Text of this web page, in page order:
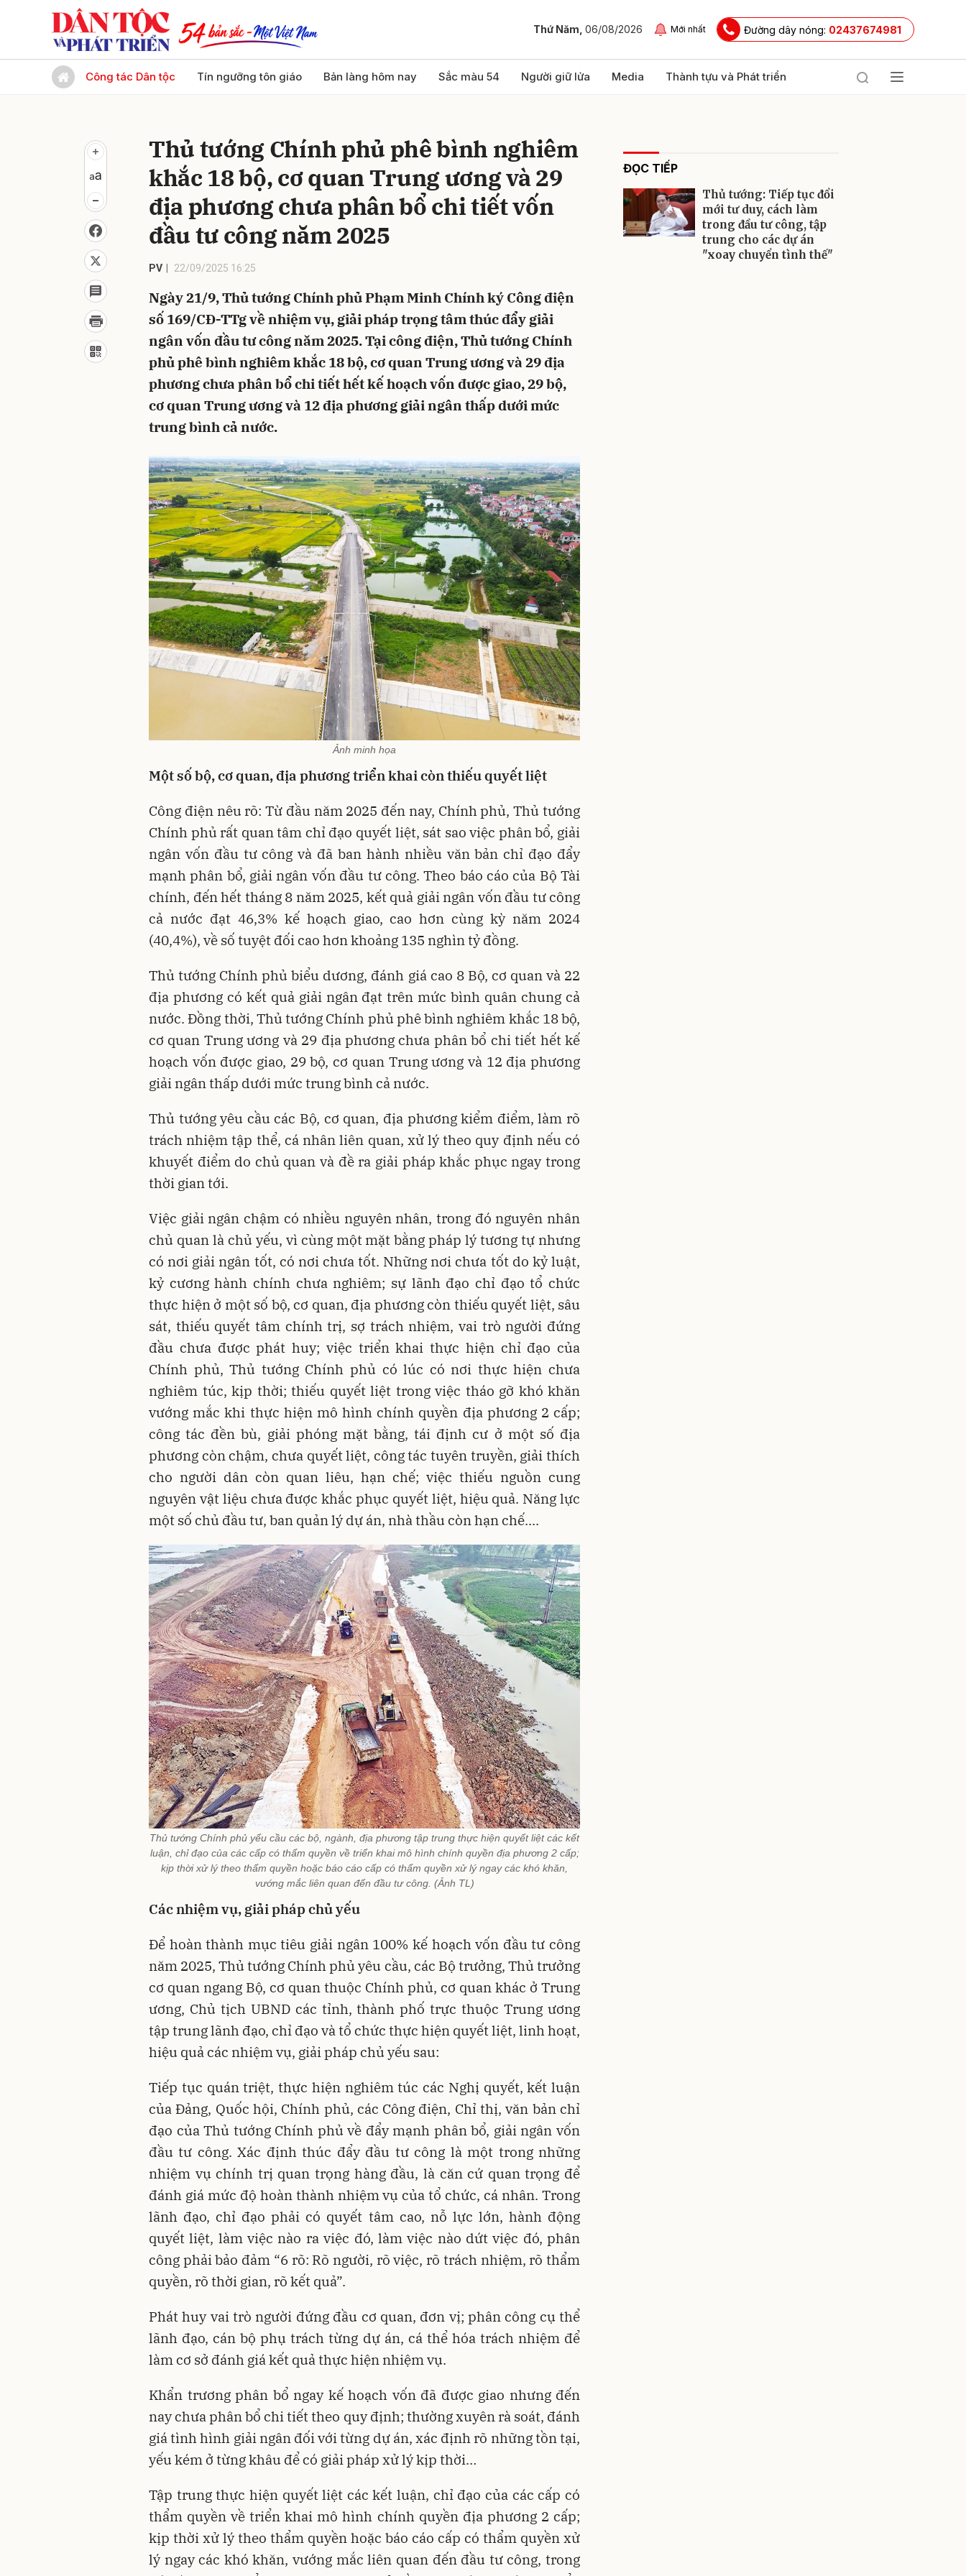
Thứ Năm, 06/08/2026 Mới nhất Đường dây nóng: 02437674981
Công tác Dân tộc Tín ngưỡng tôn giáo Bản làng hôm nay Sắc màu 54 Người giữ lửa Media Thành tựu và Phát triển
Thủ tướng Chính phủ phê bình nghiêm
khắc 18 bộ, cơ quan Trung ương và 29
địa phương chưa phân bổ chi tiết vốn
đầu tư công năm 2025
PV 22/09/2025 16:25
Ngày 21/9, Thủ tướng Chính phủ Phạm Minh Chính ký Công điện
số 169/CĐ-TTg về nhiệm vụ, giải pháp trọng tâm thúc đẩy giải
ngân vốn đầu tư công năm 2025. Tại công điện, Thủ tướng Chính
phủ phê bình nghiêm khắc 18 bộ, cơ quan Trung ương và 29 địa
phương chưa phân bổ chi tiết hết kế hoạch vốn được giao, 29 bộ,
cơ quan Trung ương và 12 địa phương giải ngân thấp dưới mức
trung bình cả nước.
Ảnh minh họa
Một số bộ, cơ quan, địa phương triển khai còn thiếu quyết liệt
Công điện nêu rõ: Từ đầu năm 2025 đến nay, Chính phủ, Thủ tướng
Chính phủ rất quan tâm chỉ đạo quyết liệt, sát sao việc phân bổ, giải
ngân vốn đầu tư công và đã ban hành nhiều văn bản chỉ đạo đẩy
mạnh phân bổ, giải ngân vốn đầu tư công. Theo báo cáo của Bộ Tài
chính, đến hết tháng 8 năm 2025, kết quả giải ngân vốn đầu tư công
cả nước đạt 46,3% kế hoạch giao, cao hơn cùng kỳ năm 2024
(40,4%), về số tuyệt đối cao hơn khoảng 135 nghìn tỷ đồng.
Thủ tướng Chính phủ biểu dương, đánh giá cao 8 Bộ, cơ quan và 22
địa phương có kết quả giải ngân đạt trên mức bình quân chung cả
nước. Đồng thời, Thủ tướng Chính phủ phê bình nghiêm khắc 18 bộ,
cơ quan Trung ương và 29 địa phương chưa phân bổ chi tiết hết kế
hoạch vốn được giao, 29 bộ, cơ quan Trung ương và 12 địa phương
giải ngân thấp dưới mức trung bình cả nước.
Thủ tướng yêu cầu các Bộ, cơ quan, địa phương kiểm điểm, làm rõ
trách nhiệm tập thể, cá nhân liên quan, xử lý theo quy định nếu có
khuyết điểm do chủ quan và đề ra giải pháp khắc phục ngay trong
thời gian tới.
Việc giải ngân chậm có nhiều nguyên nhân, trong đó nguyên nhân
chủ quan là chủ yếu, vì cùng một mặt bằng pháp lý tương tự nhưng
có nơi giải ngân tốt, có nơi chưa tốt. Những nơi chưa tốt do kỷ luật,
kỷ cương hành chính chưa nghiêm; sự lãnh đạo chỉ đạo tổ chức
thực hiện ở một số bộ, cơ quan, địa phương còn thiếu quyết liệt, sâu
sát, thiếu quyết tâm chính trị, sợ trách nhiệm, vai trò người đứng
đầu chưa được phát huy; việc triển khai thực hiện chỉ đạo của
Chính phủ, Thủ tướng Chính phủ có lúc có nơi thực hiện chưa
nghiêm túc, kịp thời; thiếu quyết liệt trong việc tháo gỡ khó khăn
vướng mắc khi thực hiện mô hình chính quyền địa phương 2 cấp;
công tác đền bù, giải phóng mặt bằng, tái định cư ở một số địa
phương còn chậm, chưa quyết liệt, công tác tuyên truyền, giải thích
cho người dân còn quan liêu, hạn chế; việc thiếu nguồn cung
nguyên vật liệu chưa được khắc phục quyết liệt, hiệu quả. Năng lực
một số chủ đầu tư, ban quản lý dự án, nhà thầu còn hạn chế....
Thủ tướng Chính phủ yểu cầu các bộ, ngành, địa phương tập trung thực hiện quyết liệt các kết
luận, chỉ đạo của các cấp có thẩm quyền về triển khai mô hình chính quyền địa phương 2 cấp;
kịp thời xử lý theo thẩm quyền hoặc báo cáo cấp có thẩm quyền xử lý ngay các khó khăn,
vướng mắc liên quan đến đầu tư công. (Ảnh TL)
Các nhiệm vụ, giải pháp chủ yếu
Để hoàn thành mục tiêu giải ngân 100% kế hoạch vốn đầu tư công
năm 2025, Thủ tướng Chính phủ yêu cầu, các Bộ trưởng, Thủ trưởng
cơ quan ngang Bộ, cơ quan thuộc Chính phủ, cơ quan khác ở Trung
ương, Chủ tịch UBND các tỉnh, thành phố trực thuộc Trung ương
tập trung lãnh đạo, chỉ đạo và tổ chức thực hiện quyết liệt, linh hoạt,
hiệu quả các nhiệm vụ, giải pháp chủ yếu sau:
Tiếp tục quán triệt, thực hiện nghiêm túc các Nghị quyết, kết luận
của Đảng, Quốc hội, Chính phủ, các Công điện, Chỉ thị, văn bản chỉ
đạo của Thủ tướng Chính phủ về đẩy mạnh phân bổ, giải ngân vốn
đầu tư công. Xác định thúc đẩy đầu tư công là một trong những
nhiệm vụ chính trị quan trọng hàng đầu, là căn cứ quan trọng để
đánh giá mức độ hoàn thành nhiệm vụ của tổ chức, cá nhân. Trong
lãnh đạo, chỉ đạo phải có quyết tâm cao, nỗ lực lớn, hành động
quyết liệt, làm việc nào ra việc đó, làm việc nào dứt việc đó, phân
công phải bảo đảm “6 rõ: Rõ người, rõ việc, rõ trách nhiệm, rõ thẩm
quyền, rõ thời gian, rõ kết quả”.
Phát huy vai trò người đứng đầu cơ quan, đơn vị; phân công cụ thể
lãnh đạo, cán bộ phụ trách từng dự án, cá thể hóa trách nhiệm để
làm cơ sở đánh giá kết quả thực hiện nhiệm vụ.
Khẩn trương phân bổ ngay kế hoạch vốn đã được giao nhưng đến
nay chưa phân bổ chi tiết theo quy định; thường xuyên rà soát, đánh
giá tình hình giải ngân đối với từng dự án, xác định rõ những tồn tại,
yếu kém ở từng khâu để có giải pháp xử lý kịp thời…
Tập trung thực hiện quyết liệt các kết luận, chỉ đạo của các cấp có
thẩm quyền về triển khai mô hình chính quyền địa phương 2 cấp;
kịp thời xử lý theo thẩm quyền hoặc báo cáo cấp có thẩm quyền xử
lý ngay các khó khăn, vướng mắc liên quan đến đầu tư công, trong
ĐỌC TIẾP
Thủ tướng: Tiếp tục đổi
mới tư duy, cách làm
trong đầu tư công, tập
trung cho các dự án
"xoay chuyển tình thế"
Gửi bình luận
Gửi